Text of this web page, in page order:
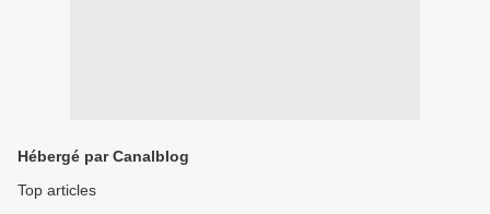
Hébergé par Canalblog
Top articles